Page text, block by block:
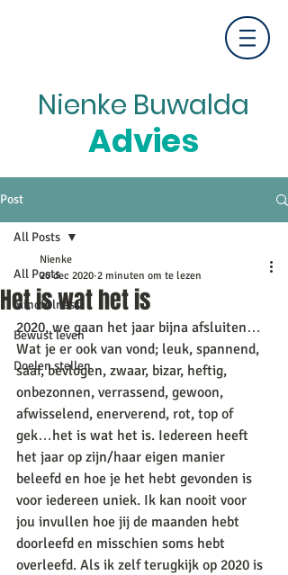
Nienke Buwalda
Advies
Post
All Posts
Mindfulness
Bewust leven
Doelen stellen
All Posts
Het is wat het is
Nienke
20 dec 2020 2 minuten om te lezen
2020, we gaan het jaar bijna afsluiten…
Wat je er ook van vond; leuk, spannend,
saai, bevlogen, zwaar, bizar, heftig,
onbezonnen, verrassend, gewoon,
afwisselend, enerverend, rot, top of
gek…het is wat het is. Iedereen heeft
het jaar op zijn/haar eigen manier
beleefd en hoe je het hebt gevonden is
voor iedereen uniek. Ik kan nooit voor
jou invullen hoe jij de maanden hebt
doorleefd en misschien soms hebt
overleefd. Als ik zelf terugkijk op 2020 is